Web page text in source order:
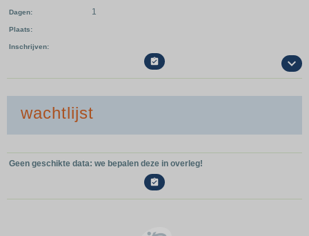
Dagen 1
Plaats
Inschrijven

wachtlijst
Geen geschikte data: we bepalen deze in overleg!
